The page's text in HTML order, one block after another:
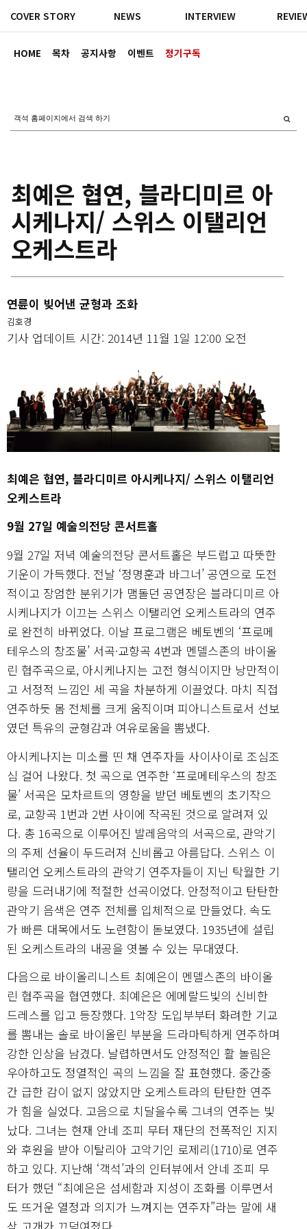
HOME 목차 공지사항 이벤트 정기구독
COVER STORY NEWS INTERVIEW
최예은 협연, 블라디미르 아
시케나지/ 스위스 이탤리언
오케스트라
연륜이 빚어낸 균형과 조화
김호경
기사 업데이트 시간: 2014년 11월 1일 12:00 오전
최예은 협연, 블라디미르 아시케나지/ 스위스 이탤리언
오케스트라
9월 27일 예술의전당 콘서트홀
9월 27일 저녁 예술의전당 콘서트홀은 부드럽고 따뜻한
기운이 가득했다. 전날 ‘정명훈과 바그너’ 공연으로 도전
적이고 장엄한 분위기가 맴돌던 공연장은 블라디미르 아
시케나지가 이끄는 스위스 이탤리언 오케스트라의 연주
로 완전히 바뀌었다. 이날 프로그램은 베토벤의 ‘프로메
테우스의 창조물’ 서곡·교향곡 4번과 멘델스존의 바이올
린 협주곡으로, 아시케나지는 고전 형식이지만 낭만적이
고 서정적 느낌인 세 곡을 차분하게 이끌었다. 마치 직접
연주하듯 몸 전체를 크게 움직이며 피아니스트로서 선보
였던 특유의 균형감과 여유로움을 뽐냈다.
아시케나지는 미소를 띤 채 연주자들 사이사이로 조심조
심 걸어 나왔다. 첫 곡으로 연주한 ‘프로메테우스의 창조
물’ 서곡은 모차르트의 영향을 받던 베토벤의 초기작으
로, 교향곡 1번과 2번 사이에 작곡된 것으로 알려져 있
다. 총 16곡으로 이루어진 발레음악의 서곡으로, 관악기
의 주제 선율이 두드러져 신비롭고 아름답다. 스위스 이
탤리언 오케스트라의 관악기 연주자들이 지닌 탁월한 기
량을 드러내기에 적절한 선곡이었다. 안정적이고 탄탄한
관악기 음색은 연주 전체를 입체적으로 만들었다. 속도
가 빠른 대목에서도 노련함이 돋보였다. 1935년에 설립
된 오케스트라의 내공을 엿볼 수 있는 무대였다.
다음으로 바이올리니스트 최예은이 멘델스존의 바이올
린 협주곡을 협연했다. 최예은은 에메랄드빛의 신비한
드레스를 입고 등장했다. 1악장 도입부부터 화려한 기교
를 뽐내는 솔로 바이올린 부분을 드라마틱하게 연주하며
강한 인상을 남겼다. 날렵하면서도 안정적인 활 놀림은
우아하고도 정열적인 곡의 느낌을 잘 표현했다. 중간중
간 급한 감이 없지 않았지만 오케스트라의 탄탄한 연주
가 힘을 실었다. 고음으로 치달을수록 그녀의 연주는 빛
났다. 그녀는 현재 안네 조피 무터 재단의 전폭적인 지지
와 후원을 받아 이탈리아 고악기인 로제리(1710)로 연주
하고 있다. 지난해 ‘객석’과의 인터뷰에서 안네 조피 무
터가 했던 “최예은은 섬세함과 지성이 조화를 이루면서
도 뜨거운 열정과 의지가 느껴지는 연주자”라는 말에 새